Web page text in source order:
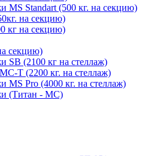
MS Standart (500 кг. на секцию)
на секцию)
кг на секцию)
секцию)
SB (2100 кг на стеллаж)
Т (2200 кг. на стеллаж)
MS Pro (4000 кг. на стеллаж)
(Титан - МС)